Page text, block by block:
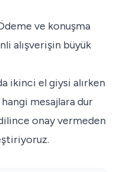
ve konuşma
alışverişin büyük
ikinci el giysi alırken
mesajlara dur
onay vermeden